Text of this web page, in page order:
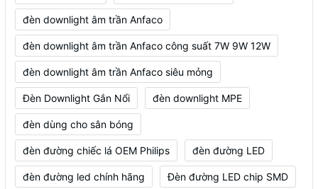
đèn downlight âm trần Anfaco
đèn downlight âm trần Anfaco công suất 7W 9W 12W
đèn downlight âm trần Anfaco siêu mỏng
Đèn Downlight Gắn Nổi đèn downlight MPE
đèn dùng cho sân bóng
đèn đường chiếc lá OEM Philips đèn đường LED
đèn đường led chính hãng Đèn đường LED chip SMD